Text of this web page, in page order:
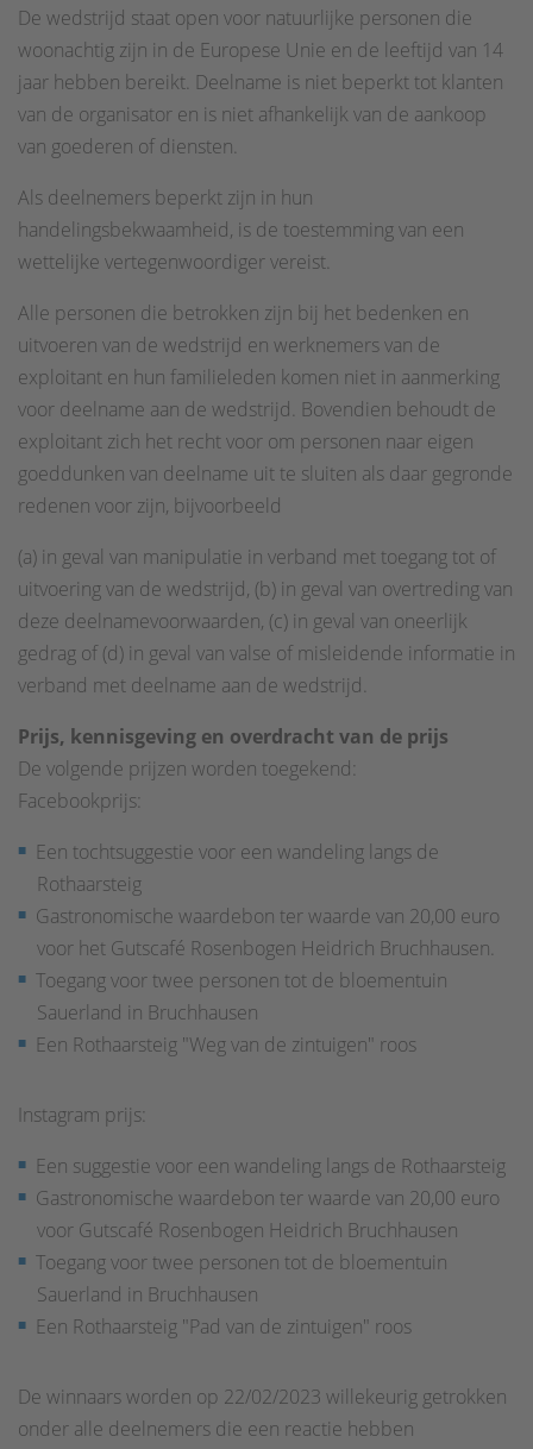
De wedstrijd staat open voor natuurlijke personen die
woonachtig zijn in de Europese Unie en de leeftijd van 14
jaar hebben bereikt. Deelname is niet beperkt tot klanten
van de organisator en is niet afhankelijk van de aankoop
van goederen of diensten.
Als deelnemers beperkt zijn in hun
handelingsbekwaamheid, is de toestemming van een
wettelijke vertegenwoordiger vereist.
Alle personen die betrokken zijn bij het bedenken en
uitvoeren van de wedstrijd en werknemers van de
exploitant en hun familieleden komen niet in aanmerking
voor deelname aan de wedstrijd. Bovendien behoudt de
exploitant zich het recht voor om personen naar eigen
goeddunken van deelname uit te sluiten als daar gegronde
redenen voor zijn, bijvoorbeeld
(a) in geval van manipulatie in verband met toegang tot of
uitvoering van de wedstrijd, (b) in geval van overtreding van
deze deelnamevoorwaarden, (c) in geval van oneerlijk
gedrag of (d) in geval van valse of misleidende informatie in
verband met deelname aan de wedstrijd.
Prijs, kennisgeving en overdracht van de prijs
De volgende prijzen worden toegekend:
Facebookprijs:
Een tochtsuggestie voor een wandeling langs de
Rothaarsteig
Gastronomische waardebon ter waarde van 20,00 euro
voor het Gutscafé Rosenbogen Heidrich Bruchhausen.
Toegang voor twee personen tot de bloementuin
Sauerland in Bruchhausen
Een Rothaarsteig "Weg van de zintuigen" roos
Instagram prijs:
Een suggestie voor een wandeling langs de Rothaarsteig
Gastronomische waardebon ter waarde van 20,00 euro
voor Gutscafé Rosenbogen Heidrich Bruchhausen
Toegang voor twee personen tot de bloementuin
Sauerland in Bruchhausen
Een Rothaarsteig "Pad van de zintuigen" roos
De winnaars worden op 22/02/2023 willekeurig getrokken
onder alle deelnemers die een reactie hebben